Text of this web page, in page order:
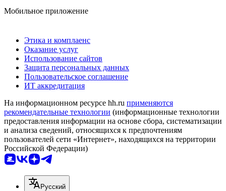
Мобильное приложение
Этика и комплаенс
Оказание услуг
Использование сайтов
Защита персональных данных
Пользовательское соглашение
ИТ аккредитация
На информационном ресурсе hh.ru применяются
рекомендательные технологии (информационные технологии
предоставления информации на основе сбора, систематизации
и анализа сведений, относящихся к предпочтениям
пользователей сети «Интернет», находящихся на территории
Российской Федерации)
Русский